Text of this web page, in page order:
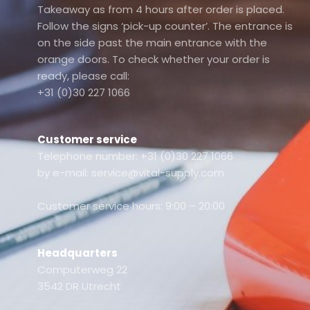
Takeaway as from 4 hours after order is placed.
Follow the signs ‘pick-up counter’. The entrance is
on the side past the main entrance with the
orange doors. To check whether your order is
ready, please call:
+31 (0)30 227 1066
Customer service
Telephone number: +31 (0)30 227 1066
by e-mail: service@vital-supply.com
Customer service hours: 9:00 – 20:00
Headquarters
Computerweg 22
3542 DR Utrecht